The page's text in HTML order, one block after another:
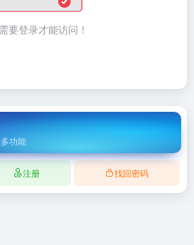
需要登录才能访问！
功能
注册 找回密码